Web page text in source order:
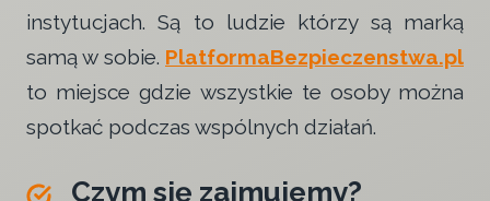
instytucjach. Są to ludzie którzy są marką
samą w sobie. PlatformaBezpieczenstwa.pl
to miejsce gdzie wszystkie te osoby można
spotkać podczas wspólnych działań.
Czym się zajmujemy?